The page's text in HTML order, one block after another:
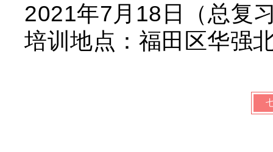
2021年7月18日（总复
培训地点：福田区华强